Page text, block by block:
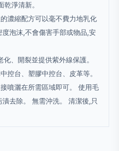
淨清新。
的濃縮配方可以毫不費力地乳化
泡沫,不會傷害手部或物品,安
化、開裂並提供紫外線保護。
控台、塑膠中控台、皮革等。
接噴灑在所需區域即可。 使用毛
去除。 無需沖洗。 清潔後,只